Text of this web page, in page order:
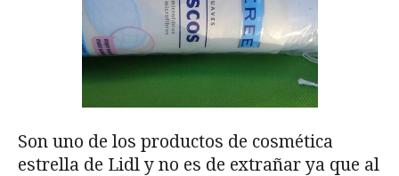
Son uno de los productos de cosmética
estrella de Lidl y no es de extrañar ya que al